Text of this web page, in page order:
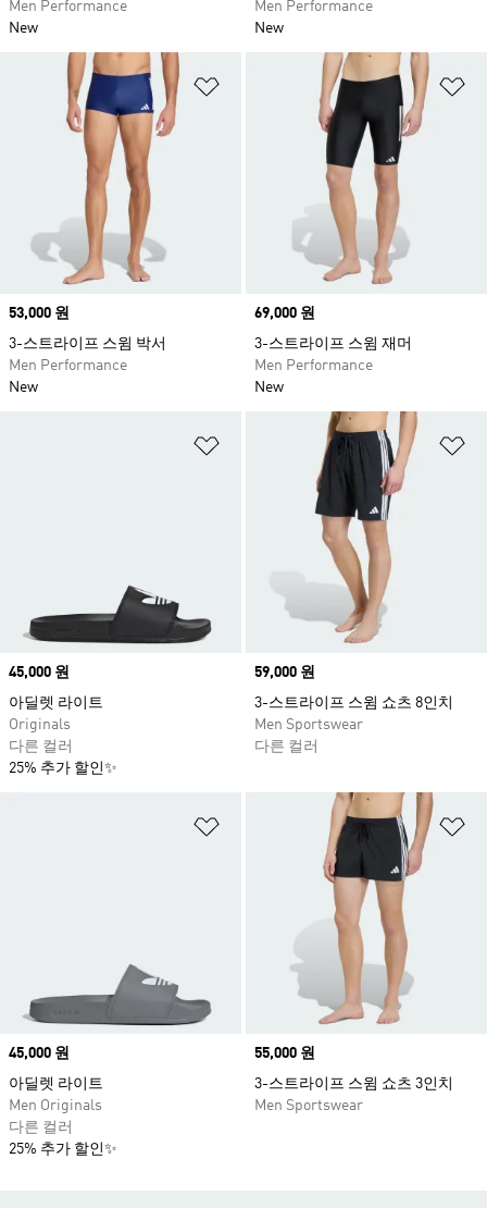
Men Performance
New
Men Performance
New
위시리스트 담기
Price
53,000 원
3-스트라이프 스윔 박서
Men Performance
New
Price
69,000 원
3-스트라이프 스윔 재머
Men Performance
New
위시리스트 담기
Price
45,000 원
아딜렛 라이트
Originals
다른 컬러
25% 추가 할인✨
Price
59,000 원
3-스트라이프 스윔 쇼츠 8인치
Men Sportswear
다른 컬러
위시리스트 담기
Price
45,000 원
아딜렛 라이트
Men Originals
다른 컬러
25% 추가 할인✨
Price
55,000 원
3-스트라이프 스윔 쇼츠 3인치
Men Sportswear